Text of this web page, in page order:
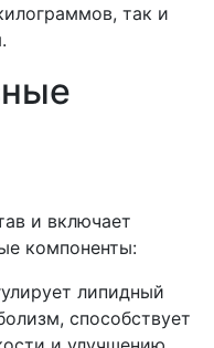
так и
и включает
компоненты:
липидный
способствует